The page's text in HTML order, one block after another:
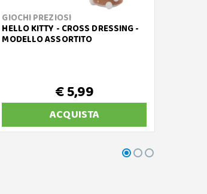
GIOCHI PREZIOSI
HELLO KITTY - CROSS DRESSING -
MODELLO ASSORTITO
€ 5,99
ACQUISTA